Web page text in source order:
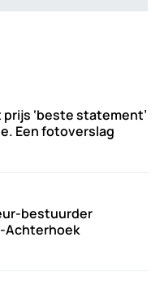
‘beste statement’
Een fotoverslag
bestuurder
Achterhoek